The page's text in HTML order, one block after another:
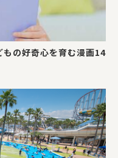
もの好奇心を育む漫画14